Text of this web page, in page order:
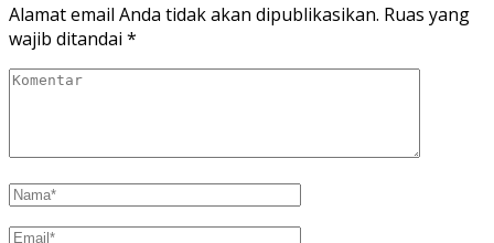
Alamat email Anda tidak akan dipublikasikan. Ruas yang
wajib ditandai *